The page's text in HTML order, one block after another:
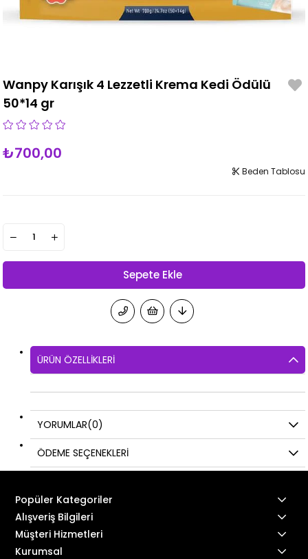
Wanpy Karışık 4 Lezzetli Krema Kedi Ödülü
50*14 gr
₺700,00
Beden Tablosu
ÜRÜN ÖZELLIKLERI
YORUMLAR(0)
ÖDEME SEÇENEKLERI
Popüler Kategoriler
Alışveriş Bilgileri
Müşteri Hizmetleri
Kurumsal